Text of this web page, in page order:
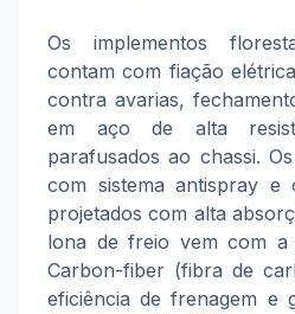
Os implementos
contam com fiação
contra avarias,
em aço de alta
parafusados ao chassi.
com sistema antispray e
projetados com alta
lona de freio vem com a
Carbon-fiber (fibra de
eficiência de frenagem e